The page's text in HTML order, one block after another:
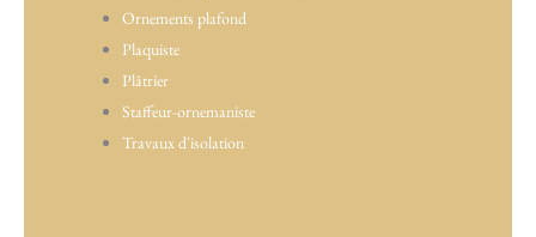
Ornements plafond
Plaquiste
Plâtrier
Staffeur-ornemaniste
Travaux d'isolation